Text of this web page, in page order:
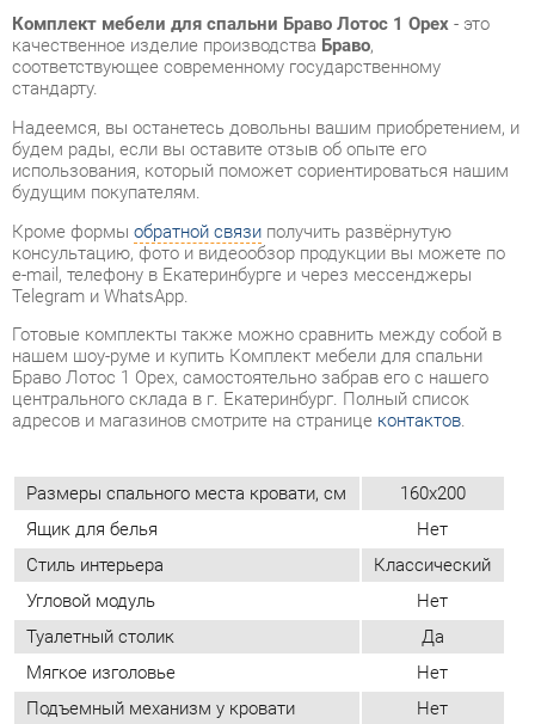
Надеемся, вы останетесь довольны вашим приобретением, и
будем рады, если вы оставите отзыв об опыте его
использования, который поможет сориентироваться нашим
будущим покупателям.
консультацию, фото и видеообзор продукции вы можете по
e-mail, телефону в Екатеринбурге и через мессенджеры
Telegram и WhatsApp.
нашем шоу-руме и купить Комплект мебели для спальни
Браво Лотос 1 Орех, самостоятельно забрав его с нашего
центрального склада в г. Екатеринбург. Полный список
адресов и магазинов смотрите на странице
Размеры спального места кровати, см 160x200
Ящик для белья
Нет
Стиль интерьера
Классический
Туалетный столик
Да
Мягкое изголовье
Нет
Подъемный механизм у кровати
Нет
Материал
Зеркало
Цвет Орех
ОТЗЫВЫ